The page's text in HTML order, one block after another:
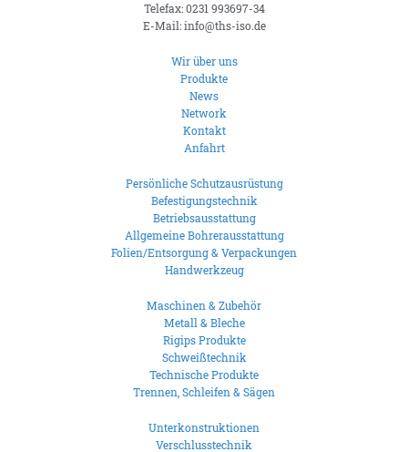
Telefax: 0231 993697-34
E-Mail: info@ths-iso.de
Wir über uns
Produkte
News
Network
Kontakt
Anfahrt
Persönliche Schutzausrüstung
Befestigungstechnik
Betriebsausstattung
Allgemeine Bohrerausstattung
Folien/Entsorgung & Verpackungen
Handwerkzeug
Maschinen & Zubehör
Metall & Bleche
Rigips Produkte
Schweißtechnik
Technische Produkte
Trennen, Schleifen & Sägen
Unterkonstruktionen
Verschlusstechnik